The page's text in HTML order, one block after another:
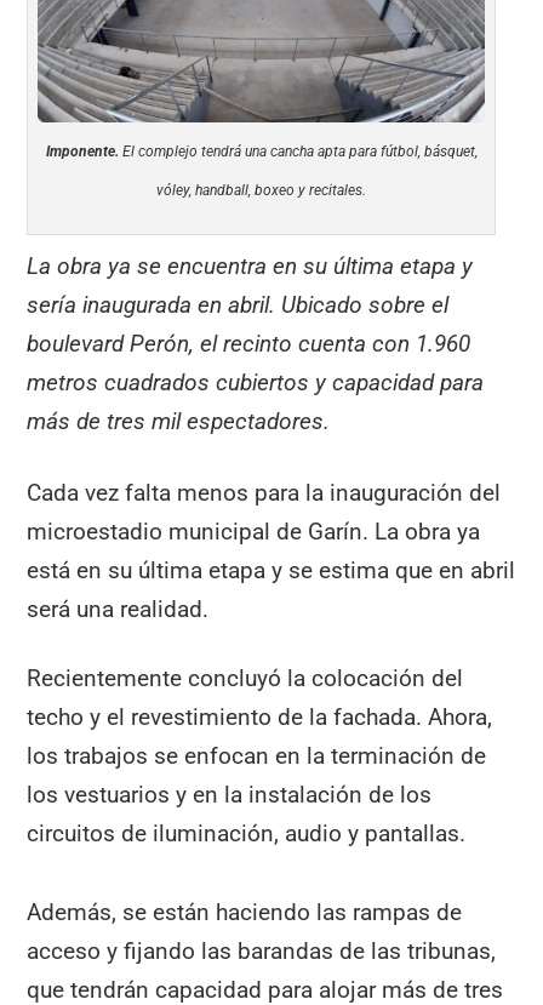
Imponente. El complejo tendrá una cancha apta para fútbol, básquet,
vóley, handball, boxeo y recitales.
La obra ya se encuentra en su última etapa y
sería inaugurada en abril. Ubicado sobre el
boulevard Perón, el recinto cuenta con 1.960
metros cuadrados cubiertos y capacidad para
más de tres mil espectadores.
Cada vez falta menos para la inauguración del
microestadio municipal de Garín. La obra ya
está en su última etapa y se estima que en abril
será una realidad.
Recientemente concluyó la colocación del
techo y el revestimiento de la fachada. Ahora,
los trabajos se enfocan en la terminación de
los vestuarios y en la instalación de los
circuitos de iluminación, audio y pantallas.
Además, se están haciendo las rampas de
acceso y fijando las barandas de las tribunas,
que tendrán capacidad para alojar más de tres